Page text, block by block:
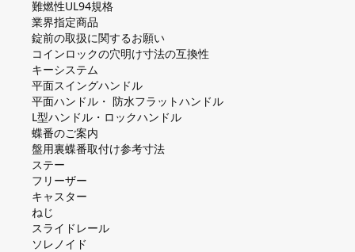
難燃性UL94規格
業界指定商品
錠前の取扱に関するお願い
コインロックの⽳明け⼨法の互換性
キーシステム
平⾯スイングハンドル
平⾯ハンドル・ 防⽔フラットハンドル
L型ハンドル・ロックハンドル
蝶番のご案内
盤⽤裏蝶番取付け参考⼨法
ステー
フリーザー
キャスター
ねじ
スライドレール
ソレノイド